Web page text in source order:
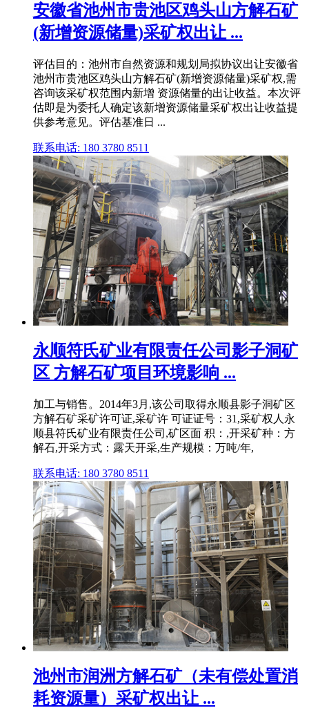
安徽省池州市贵池区鸡头山方解石矿
(新增资源储量)采矿权出让 ...
评估目的：池州市自然资源和规划局拟协议出让安徽省
池州市贵池区鸡头山方解石矿(新增资源储量)采矿权,需
咨询该采矿权范围内新增 资源储量的出让收益。本次评
估即是为委托人确定该新增资源储量采矿权出让收益提
供参考意见。评估基准日 ...
联系电话: 180 3780 8511
永顺符氏矿业有限责任公司影子洞矿
区 方解石矿项目环境影响 ...
加工与销售。2014年3月,该公司取得永顺县影子洞矿区
方解石矿采矿许可证,采矿许 可证证号：31,采矿权人永
顺县符氏矿业有限责任公司,矿区面 积：,开采矿种：方
解石,开采方式：露天开采,生产规模：万吨/年,
联系电话: 180 3780 8511
池州市润洲方解石矿（未有偿处置消
耗资源量）采矿权出让 ...